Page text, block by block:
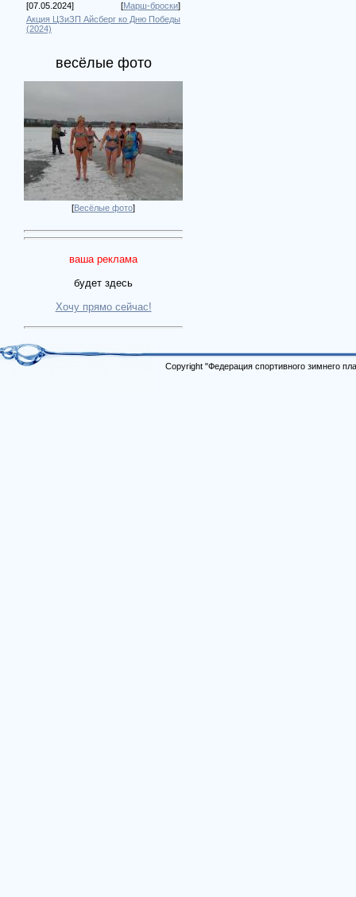
[07.05.2024] [Марш-броски]
Акция ЦЗиЗП Айсберг ко Дню Победы
(2024)
весёлые фото
[Весёлые фото]
ваша реклама
будет здесь
Хочу прямо сейчас!
Copyright "Федерация спортивного зимнего